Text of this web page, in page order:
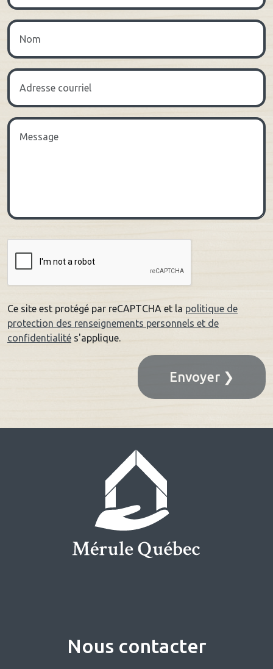
Ce site est protégé par reCAPTCHA et la politique de
protection des renseignements personnels et de
confidentialité s'applique.
Envoyer ❯
Nous contacter